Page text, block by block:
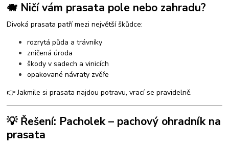
🐗 Ničí vám prasata pole nebo zahradu?
Divoká prasata patří mezi největší škůdce:
rozrytá půda a trávníky
zničená úroda
škody v sadech a vinicích
opakované návraty zvěře
👉 Jakmile si prasata najdou potravu, vrací se pravidelně.
💡 Řešení: Pacholek – pachový ohradník na
prasata